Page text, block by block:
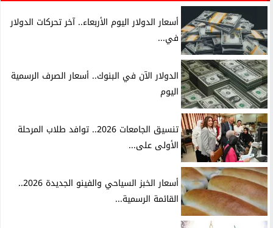
أسعار الدولار اليوم الأربعاء.. آخر تحركات الدولار
في...
الدولار الآن في البنوك.. أسعار الصرف الرسمية
اليوم
تنسيق الجامعات 2026.. توافد طلاب المرحلة
الأولى على...
أسعار الخبز السياحي والفينو الجديدة 2026..
القائمة الرسمية...